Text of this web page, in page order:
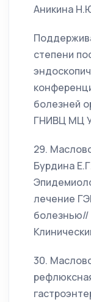
Аникина
степени
болезней
ГНИВЦ МЦ
29.
Бурдина
лечение
болезнью//
30.